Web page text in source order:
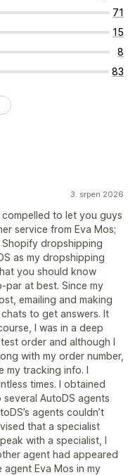
71
15
8
83
3. srpen 2026
compelled to let you guys
service from Eva Mos;
Shopify dropshipping
as my dropshipping
you should know
par at best. Since my
emailing and making
to get answers. It
I was in a deep
order and although I
with my order number,
my tracking info. I
times. I obtained
AutoDS agents
agents couldn’t
that a specialist
with a specialist, I
agent had appeared
Eva Mos in my